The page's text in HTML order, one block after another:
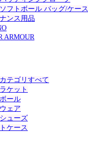
フトボール バッグ/ケース
ンス用品
ARMOUR
テゴリすべて
ケット
ール
ェア
ューズ
ケース